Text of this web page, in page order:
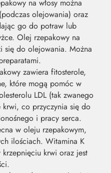
na włosy można
olejowania) oraz
go do potraw lub
Olej rzepakowy na
się do olejowania. Można
zawiera fitosterole,
które mogą pomóc w
LDL (tak zwanego
krwi, co przyczynia się do
i pracy serca.
w oleju rzepakowym,
ilościach. Witamina K
krwi oraz jest